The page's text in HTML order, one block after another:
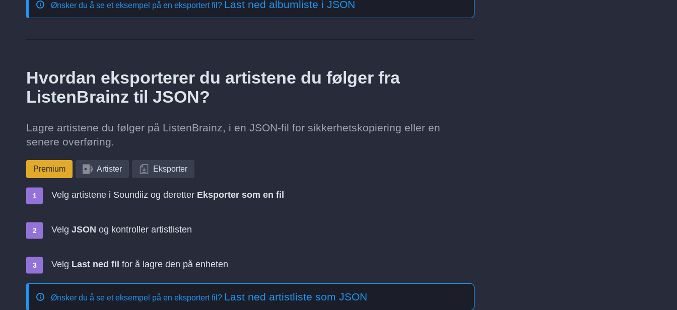
Ønsker du å se et eksempel på en eksportert fil? Last ned albumliste i JSON
Hvordan eksporterer du artistene du følger fra
ListenBrainz til JSON?
Lagre artistene du følger på ListenBrainz, i en JSON-fil for sikkerhetskopiering eller en
senere overføring.
Premium Artister Eksporter
Velg artistene i Soundiiz og deretter Eksporter som en fil
Velg JSON og kontroller artistlisten
Velg Last ned fil for å lagre den på enheten
Ønsker du å se et eksempel på en eksportert fil? Last ned artistliste som JSON